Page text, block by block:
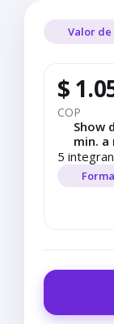
Valor
$
COP
Show
min. a
5